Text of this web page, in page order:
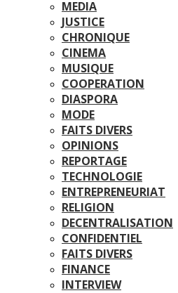
MEDIA
JUSTICE
CHRONIQUE
CINEMA
MUSIQUE
COOPERATION
DIASPORA
MODE
FAITS DIVERS
OPINIONS
REPORTAGE
TECHNOLOGIE
ENTREPRENEURIAT
RELIGION
DECENTRALISATION
CONFIDENTIEL
FAITS DIVERS
FINANCE
INTERVIEW